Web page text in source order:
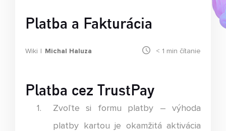
Platba a Fakturácia
Wiki Michal Haluza < 1 min čítanie
Platba cez TrustPay
Zvoľte si formu platby – výhoda
platby kartou je okamžitá aktivácia